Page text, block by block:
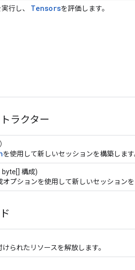
実行し、 Tensorsを評価します。
ラクター
を使用して新しいセッションを構築しま
byte[] 構成)
オプションを使用して新しいセッション
られたリソースを解放します。